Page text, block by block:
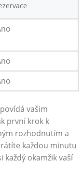
vašim
první krok k
rozhodnutím a
každou minutu
okamžik vaší